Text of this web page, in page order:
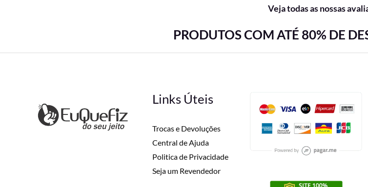
Veja todas as nossas
PRODUTOS COM ATÉ 80% DE
Links Úteis
Trocas e Devoluções
Central de Ajuda
Politica de Privacidade
Seja um Revendedor